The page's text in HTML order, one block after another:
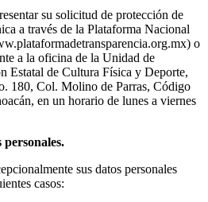
su solicitud de protección de
a través de la Plataforma Nacional
o
a la oficina de la Unidad de
Estatal de Cultura Física y Deporte,
180, Col. Molino de Parras, Código
en un horario de lunes a viernes
sus datos personales
casos: